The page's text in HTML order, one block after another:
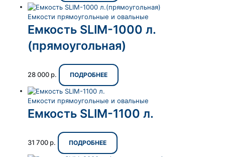
Емкости прямоугольные и овальные
Емкость SLIM-1000 л.
(прямоугольная)
28 000 р. ПОДРОБНЕЕ
Емкости прямоугольные и овальные
Емкость SLIM-1100 л.
31 700 р. ПОДРОБНЕЕ